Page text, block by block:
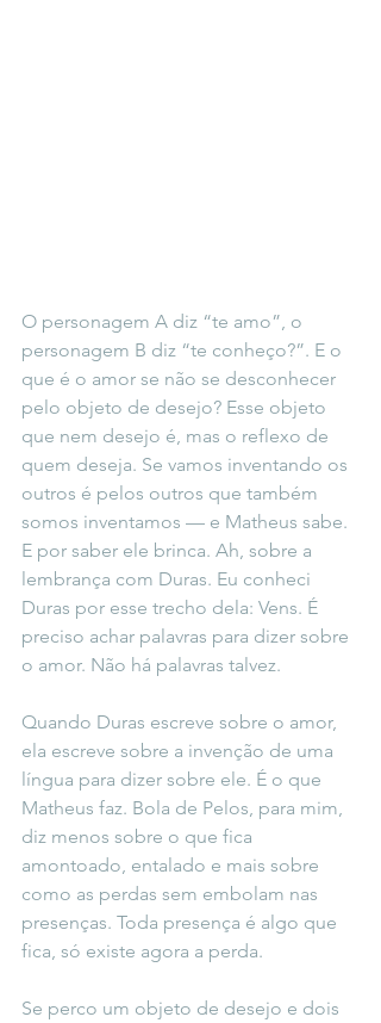
O personagem A diz “te amo”, o
personagem B diz “te conheço?”. E o
que é o amor se não se desconhecer
pelo objeto de desejo? Esse objeto
que nem desejo é, mas o reflexo de
quem deseja. Se vamos inventando os
outros é pelos outros que também
somos inventamos — e Matheus sabe.
E por saber ele brinca. Ah, sobre a
lembrança com Duras. Eu conheci
Duras por esse trecho dela: Vens. É
preciso achar palavras para dizer sobre
o amor. Não há palavras talvez.
Quando Duras escreve sobre o amor,
ela escreve sobre a invenção de uma
língua para dizer sobre ele. É o que
Matheus faz. Bola de Pelos, para mim,
diz menos sobre o que fica
amontoado, entalado e mais sobre
como as perdas sem embolam nas
presenças. Toda presença é algo que
fica, só existe agora a perda.
Se perco um objeto de desejo e dois